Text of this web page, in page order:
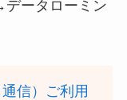
ータローミン
信）ご利用